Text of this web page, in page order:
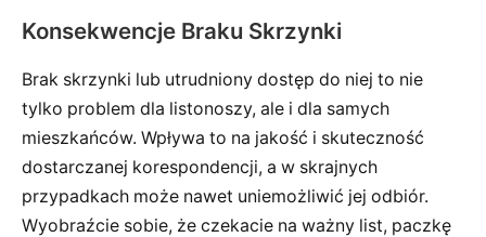
Konsekwencje Braku Skrzynki
Brak skrzynki lub utrudniony dostęp do niej to nie
tylko problem dla listonoszy, ale i dla samych
mieszkańców. Wpływa to na jakość i skuteczność
dostarczanej korespondencji, a w skrajnych
przypadkach może nawet uniemożliwić jej odbiór.
Wyobraźcie sobie, że czekacie na ważny list, paczkę